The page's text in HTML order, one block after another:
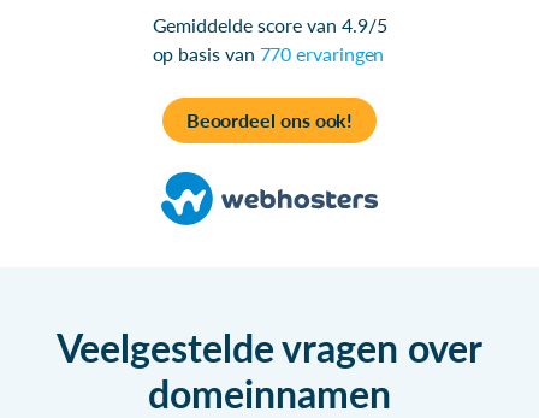
Gemiddelde score van 4.9/5
op basis van 770 ervaringen
Beoordeel ons ook!
Veelgestelde vragen over
domeinnamen